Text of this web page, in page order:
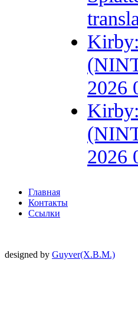
2026
2026
Главная
Контакты
Ссылки
designed by Guyver(X.B.M.)